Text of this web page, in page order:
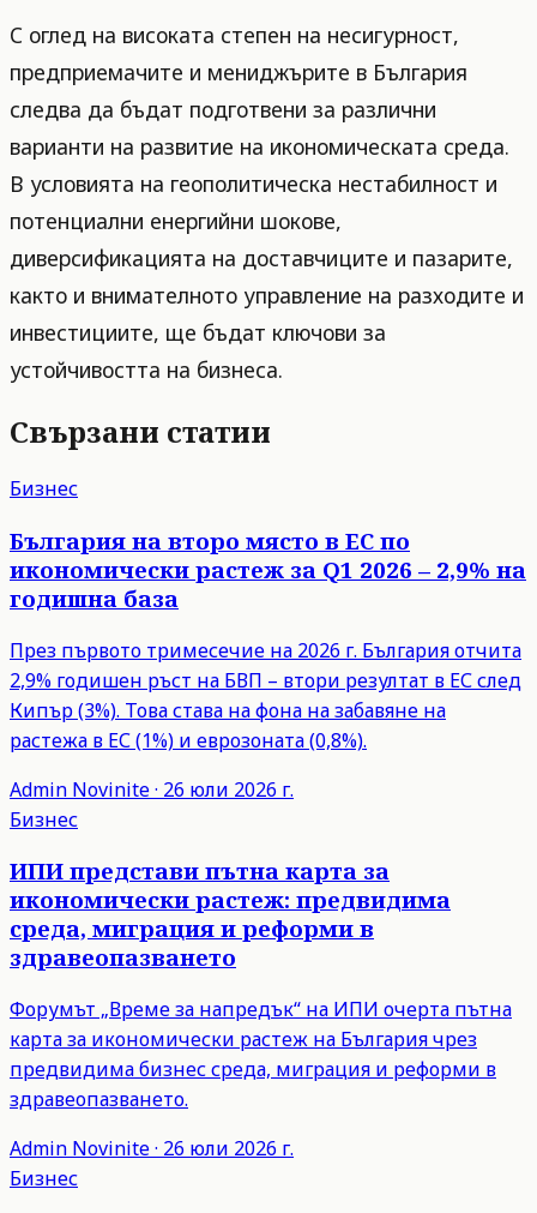
С оглед на високата степен на несигурност,
предприемачите и мениджърите в България
следва да бъдат подготвени за различни
варианти на развитие на икономическата среда.
В условията на геополитическа нестабилност и
потенциални енергийни шокове,
диверсификацията на доставчиците и пазарите,
както и внимателното управление на разходите и
инвестициите, ще бъдат ключови за
устойчивостта на бизнеса.
Свързани статии
Бизнес
България на второ място в ЕС по
икономически растеж за Q1 2026 – 2,9% на
годишна база
През първото тримесечие на 2026 г. България отчита
2,9% годишен ръст на БВП – втори резултат в ЕС след
Кипър (3%). Това става на фона на забавяне на
растежа в ЕС (1%) и еврозоната (0,8%).
Admin Novinite· 26 юли 2026 г.
Бизнес
ИПИ представи пътна карта за
икономически растеж: предвидима
среда, миграция и реформи в
здравеопазването
Форумът „Време за напредък“ на ИПИ очерта пътна
карта за икономически растеж на България чрез
предвидима бизнес среда, миграция и реформи в
здравеопазването.
Admin Novinite· 26 юли 2026 г.
Бизнес